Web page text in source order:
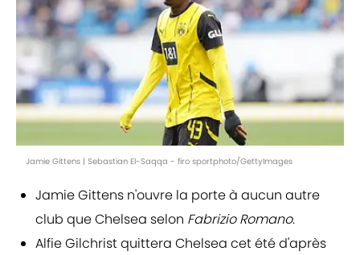
Jamie Gittens | Sebastian El-Saqqa - firo sportphoto/GettyImages
Jamie Gittens n'ouvre la porte à aucun autre
club que Chelsea selon Fabrizio Romano.
Alfie Gilchrist quittera Chelsea cet été d'après